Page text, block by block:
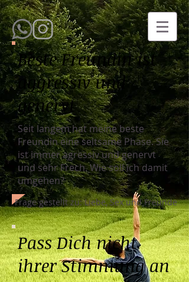
Beste Freundin ist
aggressiv und
genervt
Seit langem hat meine beste
Freundin eine seltsame Phase. Sie
ist immer agressiv und genervt
und sehr Frech. Wie soll ich damit
umgehen?
Frage gestellt zu: Liebe, Sex und Freunde
Pass Dich nicht
ihrer Stimmung an